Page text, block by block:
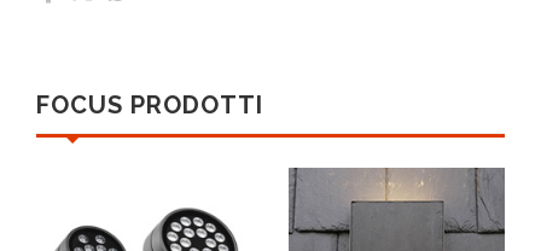
FOCUS PRODOTTI